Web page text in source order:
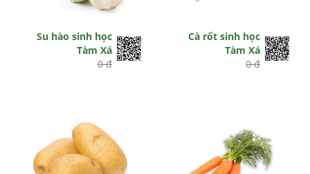
Su hào sinh học
Tàm Xá
0 đ
Cà rốt sinh học
Tàm Xá
0 đ